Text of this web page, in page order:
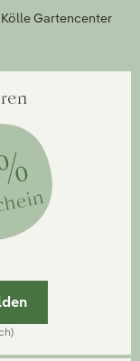
Gartencenter